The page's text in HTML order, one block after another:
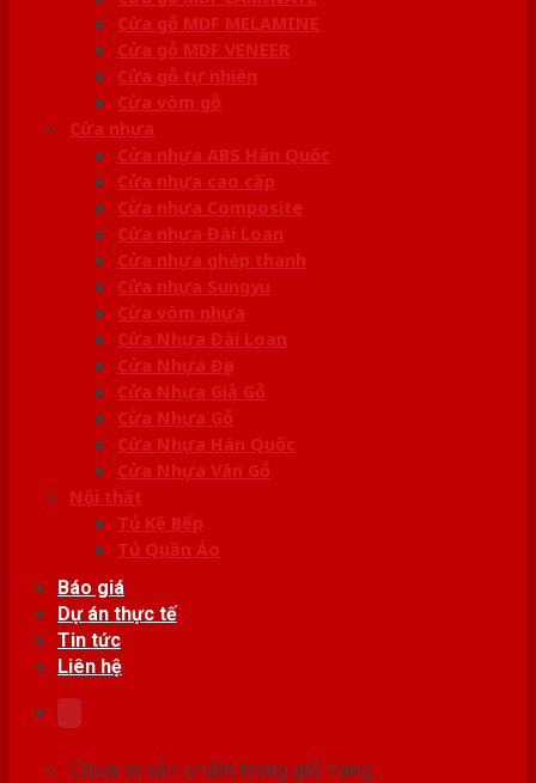
Cửa gỗ MDF MELAMINE
Cửa gỗ MDF VENEER
Cửa gỗ tự nhiên
Cửa vòm gỗ
Cửa nhựa
Cửa nhựa ABS Hàn Quốc
Cửa nhựa cao cấp
Cửa nhựa Composite
Cửa nhựa Đài Loan
Cửa nhựa ghép thanh
Cửa nhựa Sungyu
Cửa vòm nhựa
Cửa Nhựa Đài Loan
Cửa Nhựa Đẹp
Cửa Nhựa Giả Gỗ
Cửa Nhựa Gỗ
Cửa Nhựa Hàn Quốc
Cửa Nhựa Vân Gỗ
Nội thất
Tủ Kệ Bếp
Tủ Quần Áo
Báo giá
Dự án thực tế
Tin tức
Liên hệ
Chưa có sản phẩm trong giỏ hàng.